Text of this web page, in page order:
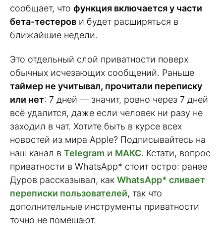
сообщает, что функция включается у части
бета-тестеров и будет расширяться в
ближайшие недели.
Это отдельный слой приватности поверх
обычных исчезающих сообщений. Раньше
таймер не учитывал, прочитали переписку
или нет: 7 дней — значит, ровно через 7 дней
всё удалится, даже если человек ни разу не
заходил в чат. Хотите быть в курсе всех
новостей из мира Apple? Подписывайтесь на
наш канал в Telegram и МАКС. Кстати, вопрос
приватности в WhatsApp* стоит остро: ранее
Дуров рассказывал, как WhatsApp* сливает
переписки пользователей, так что
дополнительные инструменты приватности
точно не помешают.